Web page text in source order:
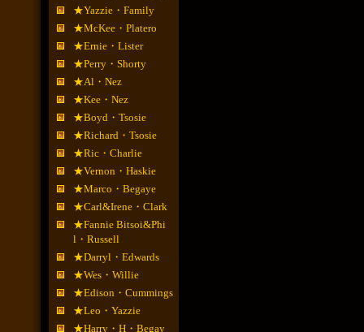
★Yazzie・Family
★McKee・Platero
★Ernie・Lister
★Perry・Shorty
★Al・Nez
★Kee・Nez
★Boyd・Tsosie
★Richard・Tsosie
★Ric・Charlie
★Vernon・Haskie
★Marco・Begaye
★Carl&Irene・Clark
★Fannie Bitsoi&Phi
l・Russell
★Darryl・Edwards
★Wes・Willie
★Edison・Cummings
★Leo・Yazzie
★Harry・H・Begay